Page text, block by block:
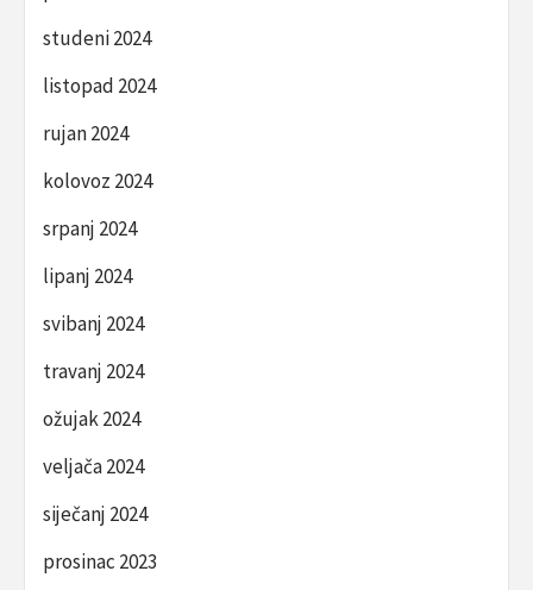
studeni 2024
listopad 2024
rujan 2024
kolovoz 2024
srpanj 2024
lipanj 2024
svibanj 2024
travanj 2024
ožujak 2024
veljača 2024
siječanj 2024
prosinac 2023